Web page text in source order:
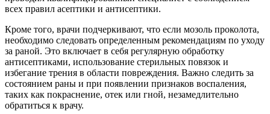
всех правил асептики и антисептики.
Кроме того, врачи подчеркивают, что если мозоль проколота,
необходимо следовать определенным рекомендациям по уходу
за раной. Это включает в себя регулярную обработку
антисептиками, использование стерильных повязок и
избегание трения в области повреждения. Важно следить за
состоянием раны и при появлении признаков воспаления,
таких как покраснение, отек или гной, незамедлительно
обратиться к врачу.